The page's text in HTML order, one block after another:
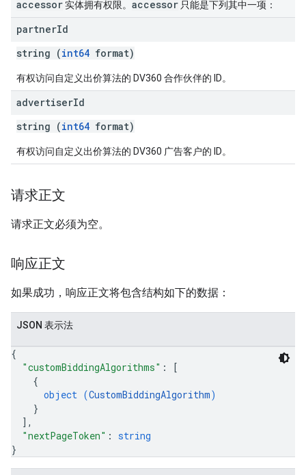
accessor 实体拥有权限。 accessor 只能是下列其中一项：
partnerId
string (int64 format)
有权访问自定义出价算法的 DV360 合作伙伴的 ID。
advertiserId
string (int64 format)
有权访问自定义出价算法的 DV360 广告客户的 ID。
请求正文
请求正文必须为空。
响应正文
如果成功，响应正文将包含结构如下的数据：
JSON 表示法
{
"customBiddingAlgorithms" :
[
{
object (CustomBiddingAlgorithm)
}
] ,
"nextPageToken" : string
}